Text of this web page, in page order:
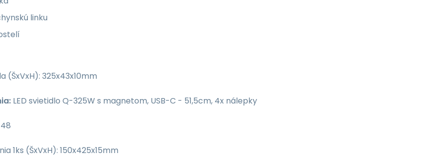
linku
(ŠxVxH): 325x43x10mm
LED svietidlo Q-325W s magnetom, USB-C - 51,5cm, 4x nálepky
1ks (ŠxVxH): 150x425x15mm